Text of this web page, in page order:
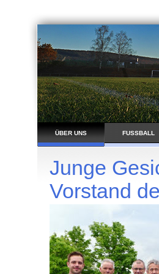
ÜBER UNS FUSSBALL
Junge
Vorstand